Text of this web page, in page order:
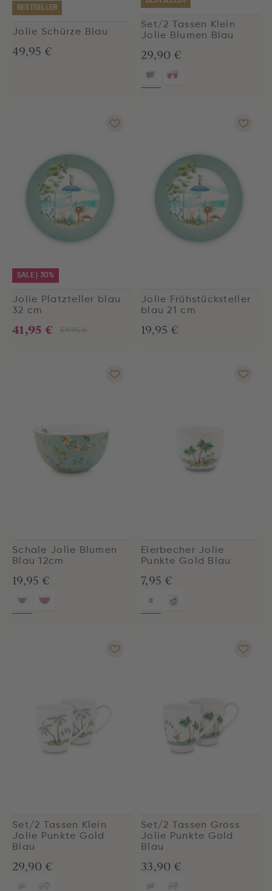
BESTSELLER
Jolie Schürze Blau
49,95 €
Set/2 Tassen Klein
Jolie Blumen Blau
29,90 €
SALE | 30%
Jolie Platzteller blau
32 cm
59,95 €
41,95 €
Jolie Frühstücksteller
blau 21 cm
19,95 €
Schale Jolie Blumen
Blau 12cm
19,95 €
Eierbecher Jolie
Punkte Gold Blau
7,95 €
Set/2 Tassen Klein
Jolie Punkte Gold
Blau
29,90 €
Set/2 Tassen Gross
Jolie Punkte Gold
Blau
33,90 €